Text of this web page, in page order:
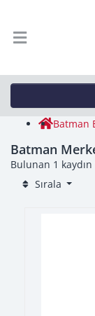
Batman
Batman
Bulunan 1
Sırala